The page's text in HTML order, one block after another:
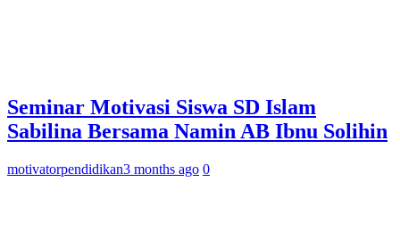
Seminar Motivasi Siswa SD Islam
Sabilina Bersama Namin AB Ibnu Solihin
motivatorpendidikan3 months ago 0